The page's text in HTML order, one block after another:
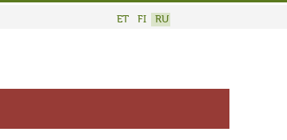
ET FI RU